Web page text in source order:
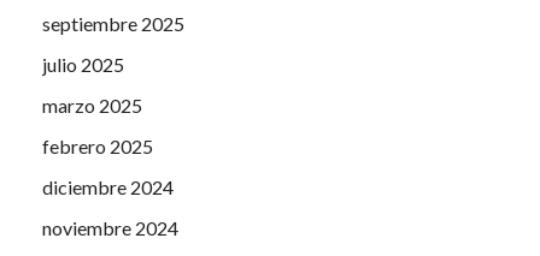
septiembre 2025
julio 2025
marzo 2025
febrero 2025
diciembre 2024
noviembre 2024